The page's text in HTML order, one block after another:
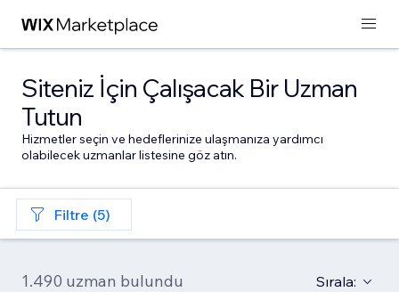
Siteniz İçin Çalışacak Bir Uzman
Tutun
Hizmetler seçin ve hedeflerinize ulaşmanıza yardımcı
olabilecek uzmanlar listesine göz atın.
Filtre (5)
1.490 uzman bulundu Sırala: